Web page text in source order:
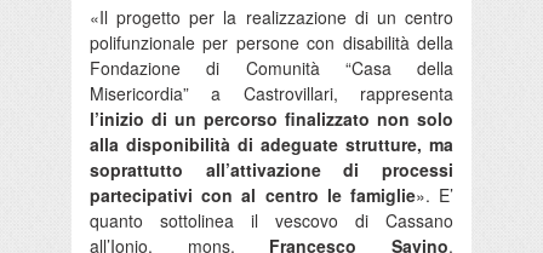
«Il progetto per la realizzazione di un centro
polifunzionale per persone con disabilità della
Fondazione di Comunità “Casa della
Misericordia” a Castrovillari, rappresenta
l’inizio di un percorso finalizzato non solo
alla disponibilità di adeguate strutture, ma
soprattutto all’attivazione di processi
partecipativi con al centro le famiglie». E’
quanto sottolinea il vescovo di Cassano
all’Ionio, mons. Francesco Savino,